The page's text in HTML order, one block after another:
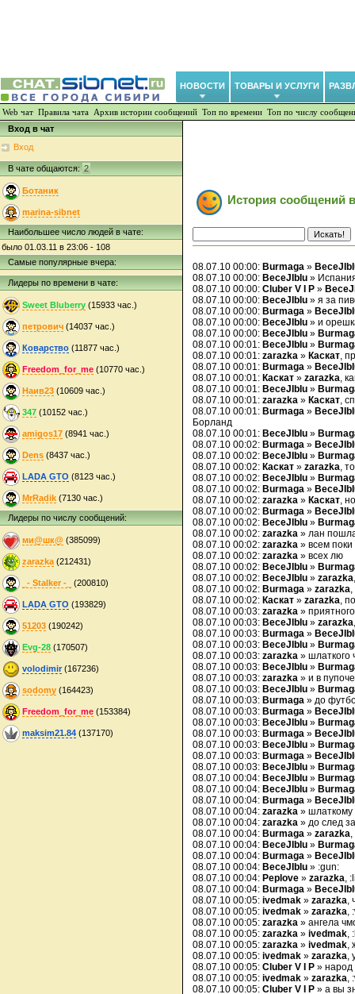
НОВОСТИ ТОВАРЫ И УСЛУГИ
Web чат Правила чата Архив истории сообщений Топ по времени Топ по числу
Вход в чат
Вход
В чате общаются: 2
Ботаник
marina-sibnet
Наибольшее число людей в чате:
было 01.03.11 в 23:06 - 108
Самые популярные вчера:
Лидеры по времени в чате:
Sweet Bluberry (15933 час.)
петрович (14037 час.)
Коварство (11877 час.)
Freedom_for_me (10770 час.)
Наив23 (10609 час.)
347 (10152 час.)
amigos17 (8941 час.)
Dens (8437 час.)
LADA GTO (8123 час.)
MrRadik (7130 час.)
Лидеры по числу сообщений:
ми@шк@ (385099)
zarazka (212431)
_- Stalker -_ (200810)
LADA GTO (193829)
51203 (190242)
Evg-28 (170507)
volodimir(167236)
sodomy (164423)
Freedom_for_me (153384)
maksim21.84 (137170)
История сообщений
08.07.10 00:00: Burmaga »
08.07.10 00:00: BeceJIbIu »
08.07.10 00:00: Cluber V I P »
08.07.10 00:00: BeceJIbIu » я за
08.07.10 00:00: Burmaga »
08.07.10 00:00: BeceJIbIu » и
08.07.10 00:00: BeceJIbIu »
08.07.10 00:01: BeceJIbIu »
08.07.10 00:01: zarazka » Каскат,
08.07.10 00:01: Burmaga »
08.07.10 00:01: Каскат » zarazka,
08.07.10 00:01: BeceJIbIu »
08.07.10 00:01: zarazka » Каскат,
08.07.10 00:01: Burmaga »
Борланд
08.07.10 00:01: BeceJIbIu »
08.07.10 00:02: Burmaga »
08.07.10 00:02: BeceJIbIu »
08.07.10 00:02: Каскат » zarazka,
08.07.10 00:02: BeceJIbIu »
08.07.10 00:02: Burmaga »
08.07.10 00:02: zarazka » Каскат,
08.07.10 00:02: Burmaga »
08.07.10 00:02: BeceJIbIu »
08.07.10 00:02: zarazka » лан
08.07.10 00:02: zarazka » всем поки
08.07.10 00:02: zarazka » всех лю
08.07.10 00:02: BeceJIbIu »
08.07.10 00:02: BeceJIbIu » zarazka
08.07.10 00:02: Burmaga » zarazka
08.07.10 00:02: Каскат » zarazka,
08.07.10 00:03: zarazka »
08.07.10 00:03: BeceJIbIu » zarazka
08.07.10 00:03: Burmaga »
08.07.10 00:03: BeceJIbIu »
08.07.10 00:03: zarazka » шлаткого
08.07.10 00:03: BeceJIbIu »
08.07.10 00:03: zarazka » и в
08.07.10 00:03: BeceJIbIu »
08.07.10 00:03: Burmaga » до
08.07.10 00:03: Burmaga »
08.07.10 00:03: BeceJIbIu »
08.07.10 00:03: Burmaga »
08.07.10 00:03: BeceJIbIu »
08.07.10 00:03: Burmaga »
08.07.10 00:03: BeceJIbIu »
08.07.10 00:04: BeceJIbIu »
08.07.10 00:04: BeceJIbIu »
08.07.10 00:04: Burmaga »
08.07.10 00:04: zarazka » шлаткому
08.07.10 00:04: zarazka » до след
08.07.10 00:04: Burmaga » zarazka
08.07.10 00:04: BeceJIbIu »
08.07.10 00:04: Burmaga »
08.07.10 00:04: BeceJIbIu » :gun:
08.07.10 00:04: Peplove » zarazka,
08.07.10 00:04: Burmaga »
08.07.10 00:05: ivedmak » zarazka,
08.07.10 00:05: ivedmak » zarazka,
08.07.10 00:05: zarazka » ангела
08.07.10 00:05: zarazka » ivedmak,
08.07.10 00:05: zarazka » ivedmak,
08.07.10 00:05: ivedmak » zarazka,
08.07.10 00:05: Cluber V I P » народ
08.07.10 00:05: ivedmak » zarazka,
08.07.10 00:05: Cluber V I P » а вы